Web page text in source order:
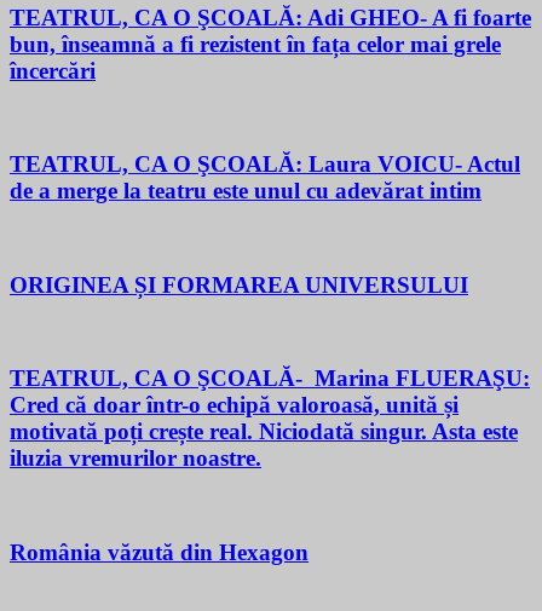
TEATRUL, CA O ŞCOALĂ: Adi GHEO- A fi foarte
bun, înseamnă a fi rezistent în fața celor mai grele
încercări
TEATRUL, CA O ŞCOALĂ: Laura VOICU- Actul
de a merge la teatru este unul cu adevărat intim
ORIGINEA ȘI FORMAREA UNIVERSULUI
TEATRUL, CA O ŞCOALĂ- Marina FLUERAŞU:
Cred că doar într-o echipă valoroasă, unită și
motivată poți crește real. Niciodată singur. Asta este
iluzia vremurilor noastre.
România văzută din Hexagon